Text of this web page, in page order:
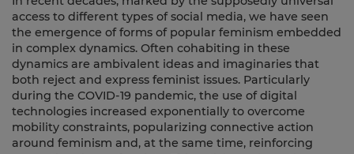
access to different types of social media, we have seen
the emergence of forms of popular feminism embedded
in complex dynamics. Often cohabiting in these
dynamics are ambivalent ideas and imaginaries that
both reject and express feminist issues. Particularly
during the COVID-19 pandemic, the use of digital
technologies increased exponentially to overcome
mobility constraints, popularizing connective action
around feminism and, at the same time, reinforcing